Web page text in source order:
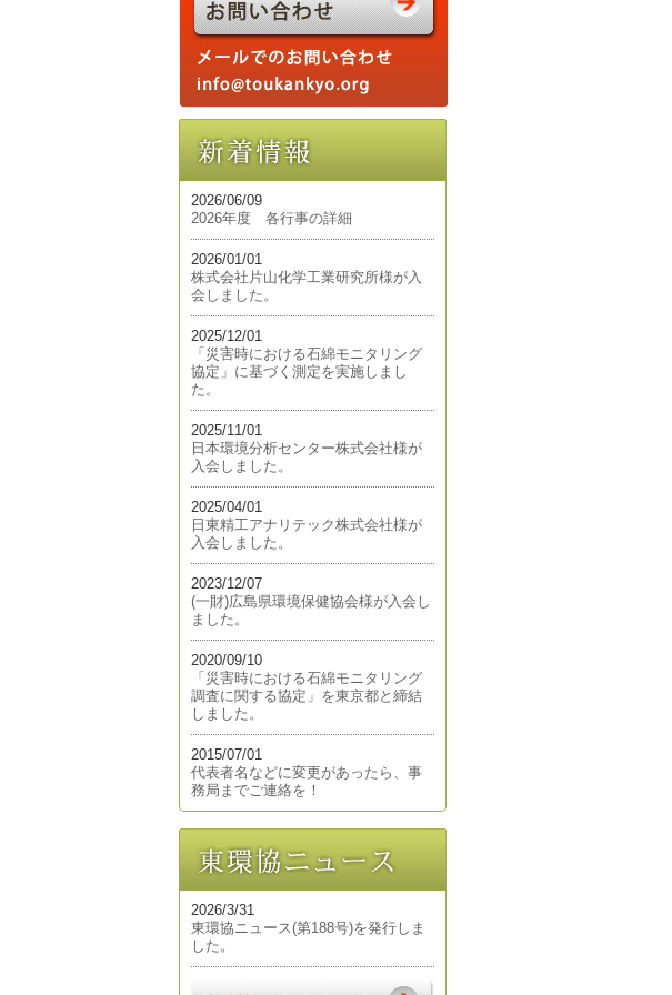
2026/06/09
2026年度 各行事の詳細
2026/01/01
株式会社片山化学工業研究所様が入
会しました。
2025/12/01
「災害時における石綿モニタリング
協定」に基づく測定を実施しまし
た。
2025/11/01
日本環境分析センター株式会社様が
入会しました。
2025/04/01
日東精工アナリテック株式会社様が
入会しました。
2023/12/07
(一財)広島県環境保健協会様が入会し
ました。
2020/09/10
「災害時における石綿モニタリング
調査に関する協定」を東京都と締結
しました。
2015/07/01
代表者名などに変更があったら、事
務局までご連絡を！
2026/3/31
東環協ニュース(第188号)を発行しま
した。